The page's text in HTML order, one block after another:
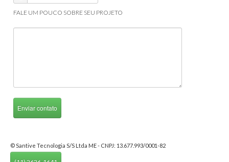
FALE UM POUCO SOBRE SEU PROJETO
© Santive Tecnologia S/S Ltda ME - CNPJ: 13.677.993/0001-82